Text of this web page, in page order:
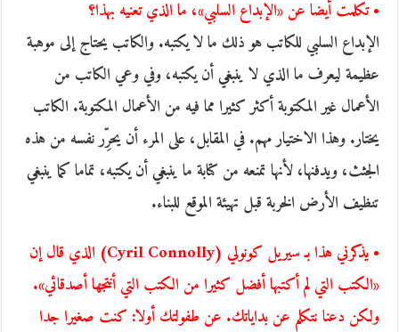
• تكلمت أيضا عن «الإبداع السلبي»، ما الذي تعنيه بهذا؟
الإبداع السلبي للكاتب هو ذلك ما لا يكتبه. والكاتب يحتاج إلى موهبة
عظيمة ليعرف ما الذي لا ينبغي أن يكتبه، وفي وعي الكاتب من
الأعمال غير المكتوبة أكثر كثيرا مما فيه من الأعمال المكتوبة. الكاتب
يختار. وهذا الاختيار مهم. في المقابل، على المرء أن يحرِّر نفسه من هذه
الجثث، ويدفنها، لأنها تمنعه من كتابة ما ينبغي أن يكتبه، تماما كما ينبغي
تنظيف الأرض الخربة قبل تهيئة الموقع للبناء.
• يذكرني هذا بـ سيريل كونولي (Cyril Connolly) الذي قال إن
«الكتب التي لم أكتبها أفضل كثيرا من الكتب التي أنتجها أصدقائي».
ولكن دعنا نتكلم عن بداياتك. عن طفولتك أولا: كنت صغيرا جدا